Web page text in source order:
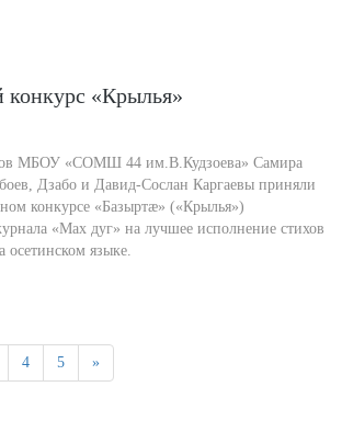
конкурс «Крылья»
МБОУ «СОМШ 44 им.В.Кудзоева» Самира
Дзабо и Давид-Сослан Каргаевы приняли
конкурсе «Базыртæ» («Крылья»)
«Мах дуг» на лучшее исполнение стихов
языке.
4 5 »